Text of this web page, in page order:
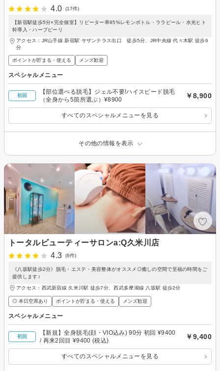
4.0
(17件)
【新宿駅徒歩5分×完全個室】リピーター率95%レモンボトル・ララピール・水光ヒト
幹導入・ハーブピーリ
アクセス：JR山手線 新宿駅 サザンテラス出口 徒歩5分、JR中央線 代々木駅 徒歩6
分
ポイントが貯まる・使える メンズ歓迎
スペシャルメニュー
初回
【部位選べる脱毛】ジェル不要!ハイスピード脱毛
（全身から5箇所選ぶ）¥8900
￥8,900
すべてのスペシャルメニューを見る
その他の情報を表示
トータルビューティーサロンa:Q久米川店
4.3
(6件)
《八坂駅徒歩2分》脱毛・エステ・美容整体がオススメ◎癒しの空間で至福の時間をご
提供します♪
アクセス：西武新宿線 久米川駅 徒歩7分、西武多摩湖線 八坂駅 徒歩2分
◎ 本日空席あり ポイントが貯まる・使える メンズ歓迎
スペシャルメニュー
初回
【新規】全身脱毛(顔・VIO込み) 90分 初回 ¥9400
/ 再来2回目 ¥9400 (税込)
￥9,400
すべてのスペシャルメニューを見る